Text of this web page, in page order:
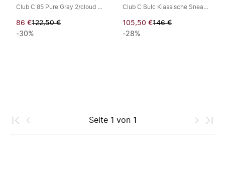
Club C 85 Pure Gray 2/cloud White Herren Low Schuh
86 €122,50 €
-30%
Club C Bulc Klassische Sneakers
105,50 €146 €
-28%
Seite 1 von 1